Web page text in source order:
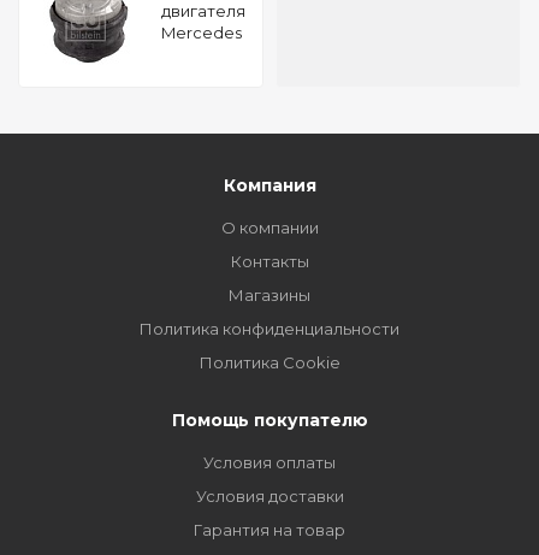
двигателя
Mercedes
Компания
О компании
Контакты
Магазины
Политика конфиденциальности
Политика Cookie
Помощь покупателю
Условия оплаты
Условия доставки
Гарантия на товар